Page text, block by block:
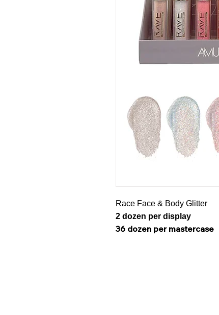
Race Face & Body Glitter
2 dozen per display
36 dozen per mastercase